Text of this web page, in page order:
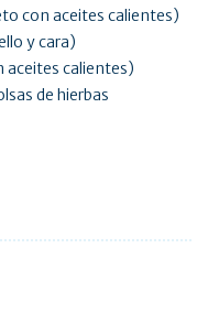
con aceites calientes)
y cara)
aceites calientes)
de hierbas